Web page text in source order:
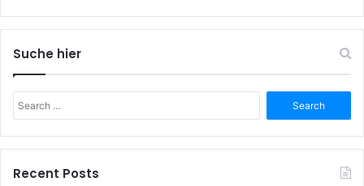
Suche hier
for:
Recent Posts